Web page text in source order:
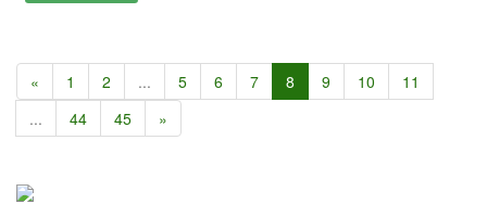
« 1 2 ... 5 6 7 8 9 10
11
...
44 45 »